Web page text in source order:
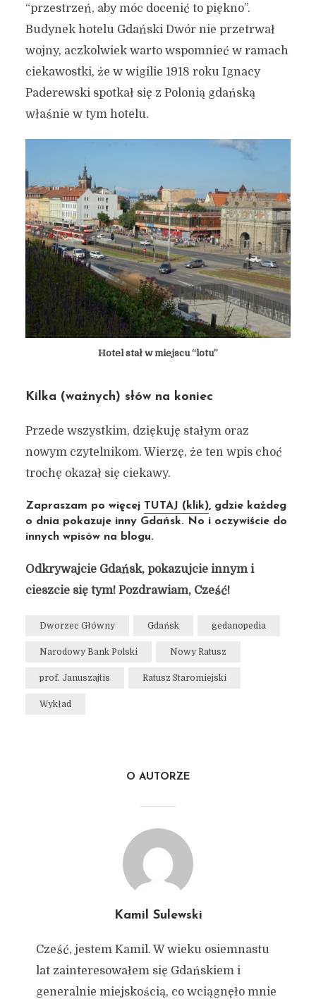
“przestrzeń, aby móc docenić to piękno”.
Budynek hotelu Gdański Dwór nie przetrwał
wojny, aczkolwiek warto wspomnieć w ramach
ciekawostki, że w wigilie 1918 roku Ignacy
Paderewski spotkał się z Polonią gdańską
właśnie w tym hotelu.
Hotel stał w miejscu “lotu”
Kilka (ważnych) słów na koniec
Przede wszystkim, dziękuję stałym oraz
nowym czytelnikom. Wierzę, że ten wpis choć
trochę okazał się ciekawy.
Zapraszam po więcej TUTAJ (klik), gdzie każdeg
o dnia pokazuje inny Gdańsk. No i oczywiście do
innych wpisów na blogu.
Odkrywajcie Gdańsk, pokazujcie innym i
cieszcie się tym! Pozdrawiam, Cześć!
Dworzec Główny Gdańsk gedanopedia
Narodowy Bank Polski Nowy Ratusz
prof. Januszajtis Ratusz Staromiejski
Wykład
O AUTORZE
Kamil Sulewski
Cześć, jestem Kamil. W wieku osiemnastu
lat zainteresowałem się Gdańskiem i
generalnie miejskością, co wciągnęło mnie